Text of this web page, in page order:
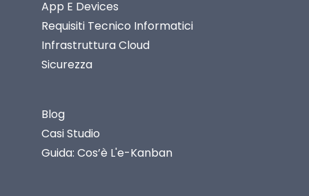
App E Devices
Requisiti Tecnico Informatici
Infrastruttura Cloud
Sicurezza
Blog
Casi Studio
Guida: Cos’è L'e-Kanban